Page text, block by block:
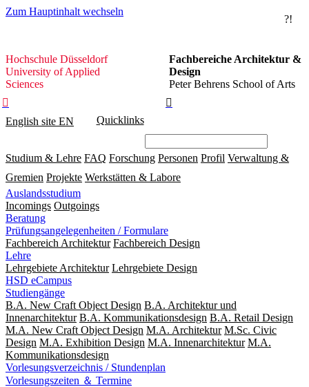
Zum Hauptinhalt wechseln
?!
Hochschule
Düsseldorf
Hochschule Düsseldorf
University of Applied
Sciences
Fachbereiche Architektur &
Design
Peter Behrens School of Arts


English site EN Quicklinks
Studium & Lehre FAQ Forschung Personen Profil Verwaltung &
Gremien Projekte Werkstätten & Labore
Auslandsstudium
Incomings Outgoings
Beratung
Prüfungsangelegenheiten / Formulare
Fachbereich Architektur Fachbereich Design
Lehre
Lehrgebiete Architektur Lehrgebiete Design
HSD eCampus
Studiengänge
B.A. New Craft Object Design B.A. Architektur und
Innenarchitektur B.A. Kommunikationsdesign B.A. Retail Design
M.A. New Craft Object Design M.A. Architektur M.Sc. Civic
Design M.A. Exhibition Design M.A. Innenarchitektur M.A.
Kommunikationsdesign
Vorlesungsverzeichnis / Stundenplan
Vorlesungszeiten ＆ Termine